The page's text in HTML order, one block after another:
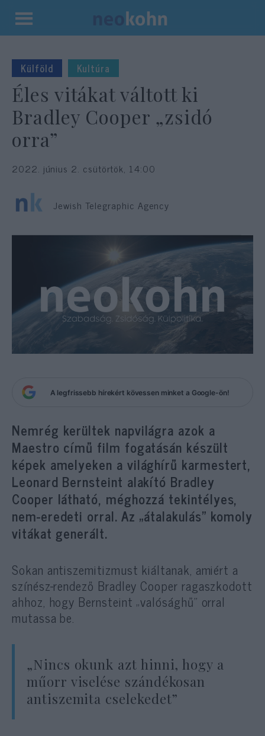
Kilépés
tartalomba
Külföld Kultúra
Éles vitákat váltott ki
Bradley Cooper „zsidó
orra”
2022. június 2. csütörtök, 14:00
Jewish Telegraphic Agency
A legfrissebb hírekért kövessen minket a Google-ön!
Nemrég kerültek napvilágra azok a
Maestro című film fogatásán készült
képek amelyeken a világhírű karmestert,
Leonard Bernsteint alakító Bradley
Cooper látható, méghozzá tekintélyes,
nem-eredeti orral. Az „átalakulás” komoly
vitákat generált.
Sokan antiszemitizmust kiáltanak, amiért a
színész-rendező Bradley Cooper ragaszkodott
ahhoz, hogy Bernsteint „valósághű” orral
mutassa be.
„Nincs okunk azt hinni, hogy a
műorr viselése szándékosan
antiszemita cselekedet”